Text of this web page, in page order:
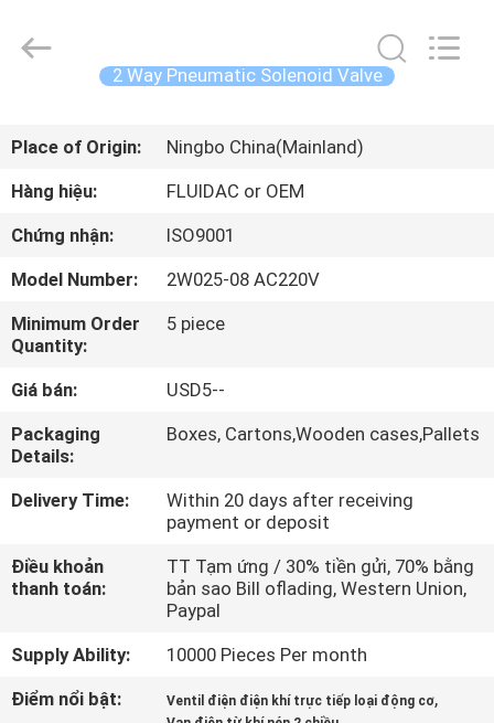
CHỦ
CÁC
SẢN
VỀ
TÔI
THAM
NHÀ
MÁY
FLUID
AUTOMATIC
2 Way Pneumatic Solenoid Valve
Place of Origin:
Ningbo China(Mainland)
Hàng hiệu:
FLUIDAC or OEM
Chứng nhận:
ISO9001
Model Number:
2W025-08 AC220V
Minimum Order
Quantity:
5 piece
Giá bán:
USD5--
Packaging
Details:
Boxes, Cartons,Wooden cases,Pallets
Delivery Time:
Within 20 days after receiving
payment or deposit
Điều khoản
thanh toán:
TT Tạm ứng / 30% tiền gửi, 70% bằng
bản sao Bill oflading, Western Union,
Paypal
Supply Ability:
10000 Pieces Per month
Điểm nổi bật:
Ventil điện điện khí trực tiếp loại động cơ,